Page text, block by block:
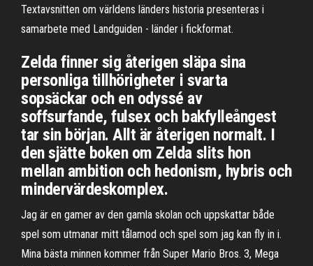
Textavsnitten om världens länders historia presenteras i
samarbete med Landguiden - länder i fickformat.
Zelda finner sig återigen släpa sina
personliga tillhörigheter i svarta
sopsäckar och en odyssé av
soffsurfande, fulsex och bakfylleångest
tar sin början. Allt är återigen normalt. I
den sjätte boken om Zelda slits hon
mellan ambition och hedonism, hybris och
mindervärdeskomplex.
Jag är en gamer av den gamla skolan och uppskattar både
spel som utmanar mitt tålamod och spel som jag kan fly in i.
Mina bästa minnen kommer från Super Mario Bros. 3, Mega